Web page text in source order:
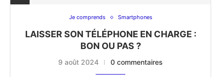
Je comprends Smartphones
LAISSER SON TÉLÉPHONE EN CHARGE :
BON OU PAS ?
9 août 2024 0 commentaires